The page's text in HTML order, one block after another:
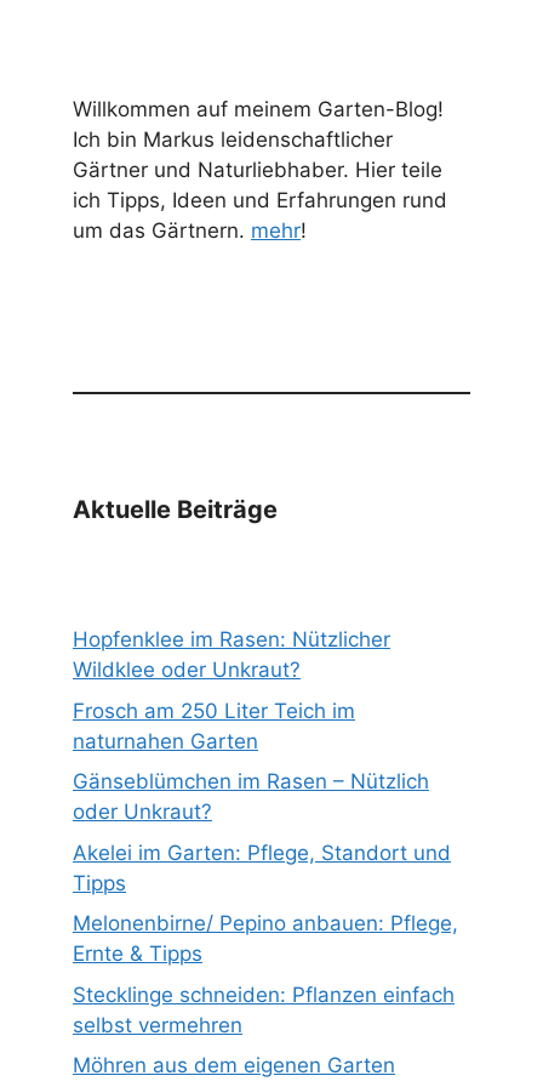
Willkommen auf meinem Garten-Blog!
Ich bin Markus leidenschaftlicher
Gärtner und Naturliebhaber. Hier teile
ich Tipps, Ideen und Erfahrungen rund
um das Gärtnern. mehr!
Aktuelle Beiträge
Hopfenklee im Rasen: Nützlicher
Wildklee oder Unkraut?
Frosch am 250 Liter Teich im
naturnahen Garten
Gänseblümchen im Rasen – Nützlich
oder Unkraut?
Akelei im Garten: Pflege, Standort und
Tipps
Melonenbirne/ Pepino anbauen: Pflege,
Ernte & Tipps
Stecklinge schneiden: Pflanzen einfach
selbst vermehren
Möhren aus dem eigenen Garten